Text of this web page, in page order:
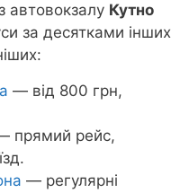
автовокзалу Кутно
за десятками інших
— від 800 грн,
прямий рейс,
— регулярні